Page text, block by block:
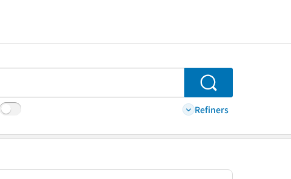
Search
Refiners